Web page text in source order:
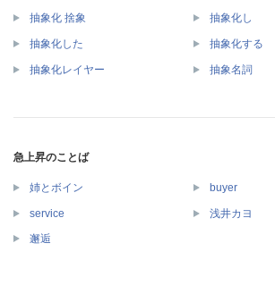
抽象化 捨象 抽象化し
抽象化した 抽象化する
抽象化レイヤー 抽象名詞
急上昇のことば
姉とボイン buyer
service 浅井カヨ
邂逅